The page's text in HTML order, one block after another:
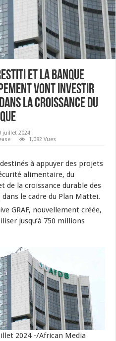
et la Banque
vont investir
la croissance du
juillet 2024
1,082 Vues
à appuyer des projets
alimentaire, du
de la croissance durable des
le cadre du Plan Mattei.
GRAF, nouvellement créée,
jusqu’à 750 millions
2024 -/African Media